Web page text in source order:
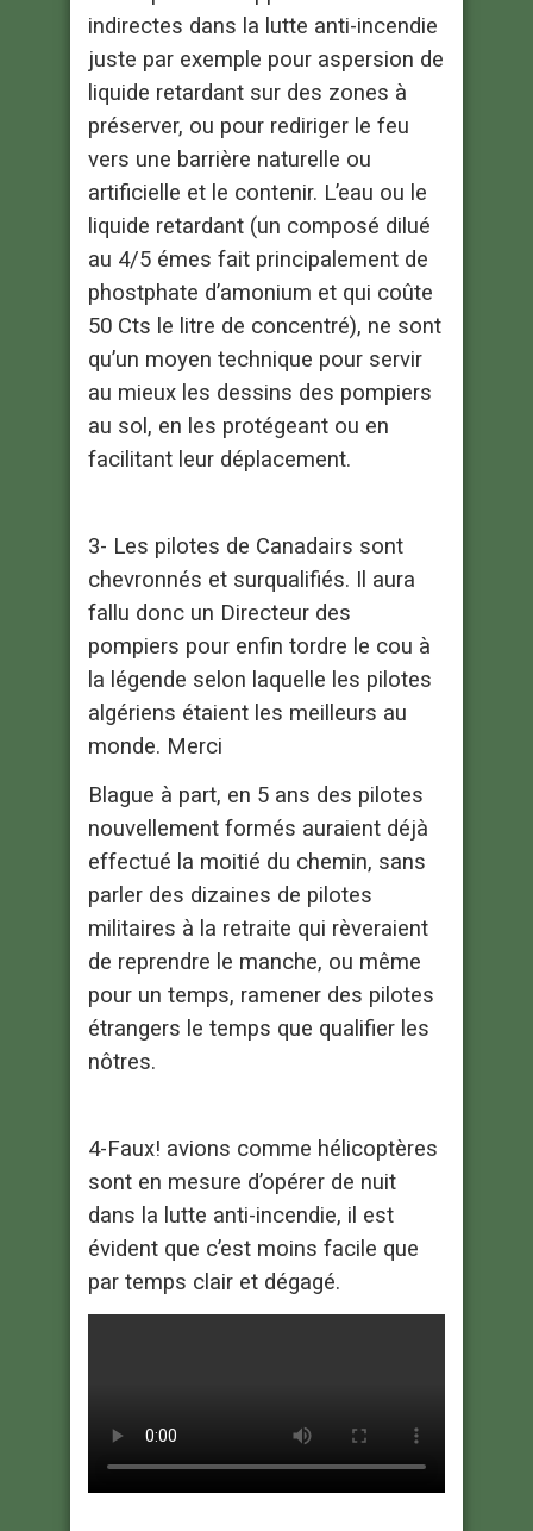
indirectes dans la lutte anti-incendie
juste par exemple pour aspersion de
liquide retardant sur des zones à
préserver, ou pour rediriger le feu
vers une barrière naturelle ou
artificielle et le contenir. L’eau ou le
liquide retardant (un composé dilué
au 4/5 émes fait principalement de
phostphate d’amonium et qui coûte
50 Cts le litre de concentré), ne sont
qu’un moyen technique pour servir
au mieux les dessins des pompiers
au sol, en les protégeant ou en
facilitant leur déplacement.
3- Les pilotes de Canadairs sont
chevronnés et surqualifiés. Il aura
fallu donc un Directeur des
pompiers pour enfin tordre le cou à
la légende selon laquelle les pilotes
algériens étaient les meilleurs au
monde. Merci
Blague à part, en 5 ans des pilotes
nouvellement formés auraient déjà
effectué la moitié du chemin, sans
parler des dizaines de pilotes
militaires à la retraite qui rèveraient
de reprendre le manche, ou même
pour un temps, ramener des pilotes
étrangers le temps que qualifier les
nôtres.
4-Faux! avions comme hélicoptères
sont en mesure d’opérer de nuit
dans la lutte anti-incendie, il est
évident que c’est moins facile que
par temps clair et dégagé.